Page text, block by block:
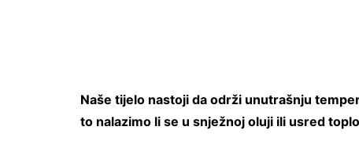
Naše tijelo nastoji da održi unutrašnju
to nalazimo li se u snježnoj oluji ili usred